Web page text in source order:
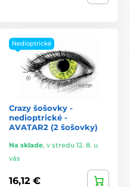
Nedioptrické
Crazy šošovky -
nedioptrické -
AVATAR2 (2 šošovky)
Na sklade, v stredu 12. 8. u
vás
16,12 €